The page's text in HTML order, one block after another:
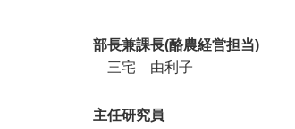
部長兼課長(酪農経営担当)
三宅 由利子
主任研究員